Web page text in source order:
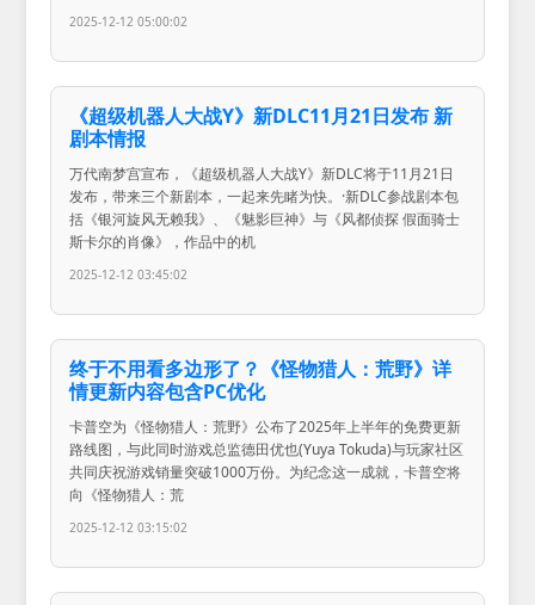
2025-12-12 05:00:02
《超级机器人大战Y》新DLC11月21日发布 新
剧本情报
万代南梦宫宣布，《超级机器人大战Y》新DLC将于11月21日
发布，带来三个新剧本，一起来先睹为快。·新DLC参战剧本包
括《银河旋风无赖我》、《魅影巨神》与《风都侦探 假面骑士
斯卡尔的肖像》，作品中的机
2025-12-12 03:45:02
终于不用看多边形了？《怪物猎人：荒野》详
情更新内容包含PC优化
卡普空为《怪物猎人：荒野》公布了2025年上半年的免费更新
路线图，与此同时游戏总监德田优也(Yuya Tokuda)与玩家社区
共同庆祝游戏销量突破1000万份。为纪念这一成就，卡普空将
向《怪物猎人：荒
2025-12-12 03:15:02